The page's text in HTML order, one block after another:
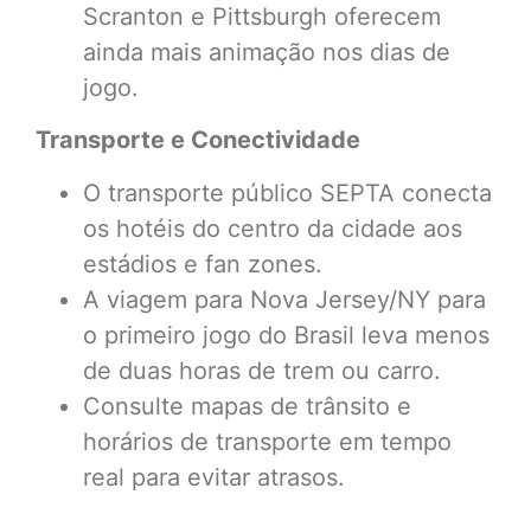
Scranton e Pittsburgh oferecem
ainda mais animação nos dias de
jogo.
Transporte e Conectividade
O transporte público SEPTA conecta
os hotéis do centro da cidade aos
estádios e fan zones.
A viagem para Nova Jersey/NY para
o primeiro jogo do Brasil leva menos
de duas horas de trem ou carro.
Consulte mapas de trânsito e
horários de transporte em tempo
real para evitar atrasos.